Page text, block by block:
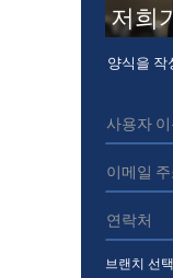
저희
양식을 작
브랜치 선택